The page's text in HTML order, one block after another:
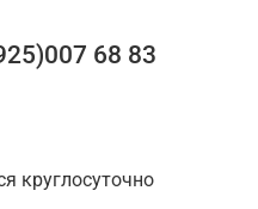
68 83
круглосуточно